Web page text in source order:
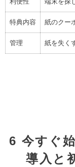
特典内容 紙のクー
管理 紙を失く
6 今すぐ
導入と